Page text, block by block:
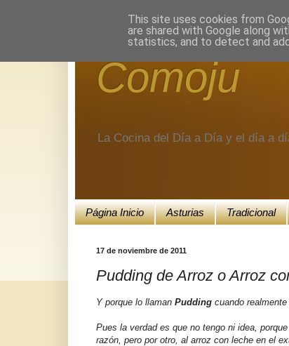
Comoju
La Cocina del Día a Día y el día a
Página Inicio Asturias Tradicional
17 de noviembre de 2011
Pudding de Arroz o Arroz
Y porque lo llaman Pudding cuando
Pues la verdad es que no tengo ni idea,
razón, pero por otro, al arroz con leche en el
This site uses cookies from
are shared with Google along
statistics, and to detect and